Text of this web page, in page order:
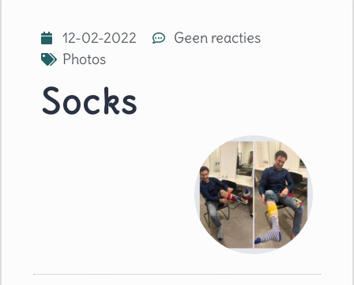
12-02-2022
Geen reacties
Photos
Socks